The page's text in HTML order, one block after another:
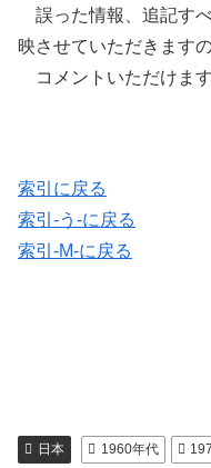
誤った情報、追記す
映させていただきます
コメントいただけます
索引に戻る
索引-う-に戻る
索引-M-に戻る
日本 1960年代